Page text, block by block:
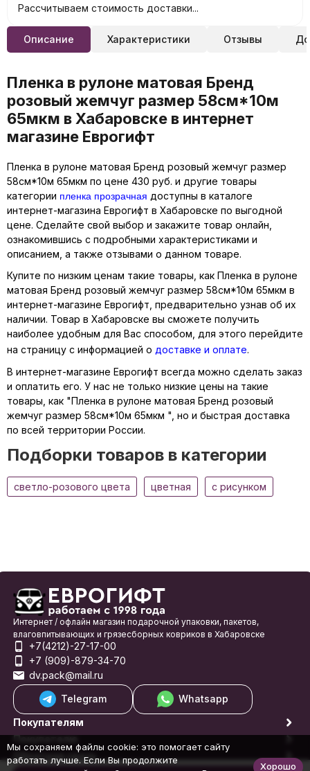
Рассчитываем стоимость доставки...
Описание Характеристики Отзывы
Пленка в рулоне матовая Бренд
розовый жемчуг размер 58см*10м
65мкм в Хабаровске в интернет
магазине Еврогифт
Пленка в рулоне матовая Бренд розовый жемчуг размер
58см*10м 65мкм по цене 430 руб. и другие товары
категории пленка прозрачная доступны в каталоге
интернет-магазина Еврогифт в Хабаровске по выгодной
цене. Сделайте свой выбор и закажите товар онлайн,
ознакомившись с подробными характеристиками и
описанием, а также отзывами о данном товаре.
Купите по низким ценам такие товары, как Пленка в рулоне
матовая Бренд розовый жемчуг размер 58см*10м 65мкм в
интернет-магазине Еврогифт, предварительно узнав об их
наличии. Товар в Хабаровске вы сможете получить
наиболее удобным для Вас способом, для этого перейдите
на страницу с информацией о доставке и оплате.
В интернет-магазине Еврогифт всегда можно сделать заказ
и оплатить его. У нас не только низкие цены на такие
товары, как "Пленка в рулоне матовая Бренд розовый
жемчуг размер 58см*10м 65мкм ", но и быстрая доставка
по всей территории России.
Подборки товаров в категории
светло-розового цвета цветная с рисунком
Интернет / офлайн магазин подарочной упаковки, пакетов,
влаговпитывающих и грязесборных ковриков в Хабаровске
+7(4212)-27-17-00
+7 (909)-879-34-70
dv.pack@mail.ru
Telegram
Whatsapp
Покупателям
Покупателю
Обратная связь
Мы сохраняем файлы cookie: это помогает сайту
работать лучше. Если Вы продолжите
Хорошо